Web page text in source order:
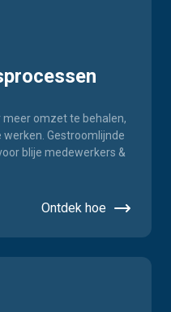
meer omzet te behalen,
Gestroomlijnde
blije medewerkers &
Ontdek hoe